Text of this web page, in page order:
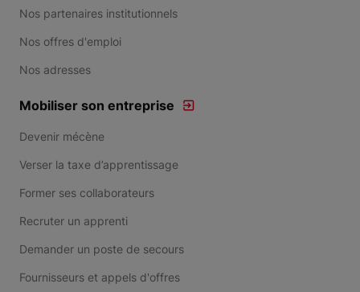
Nos partenaires institutionnels
Nos offres d'emploi
Nos adresses
Mobiliser son entreprise
Devenir mécène
Verser la taxe d’apprentissage
Former ses collaborateurs
Recruter un apprenti
Demander un poste de secours
Fournisseurs et appels d'offres